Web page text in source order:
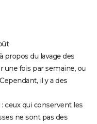
propos du lavage des
une fois par semaine, ou
il y a des
ceux qui conservent les
ne sont pas des